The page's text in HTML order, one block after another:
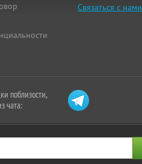
Связаться с нами
поблизости,
чата: